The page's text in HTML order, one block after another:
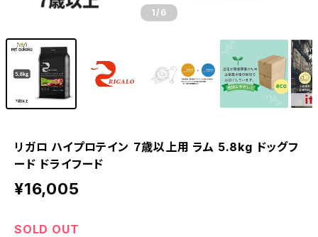
1 /6
リガロ ハイプロテイン ７歳以上用 ラム 5.8kg ドッグフ
ード ドライフード
¥16,005
SOLD OUT